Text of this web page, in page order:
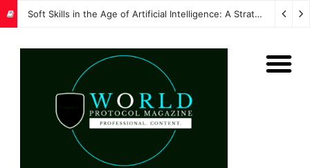
Soft Skills in the Age of Artificial Intelligence: A Strategic Imperative for Global Protocol and Diplomacy